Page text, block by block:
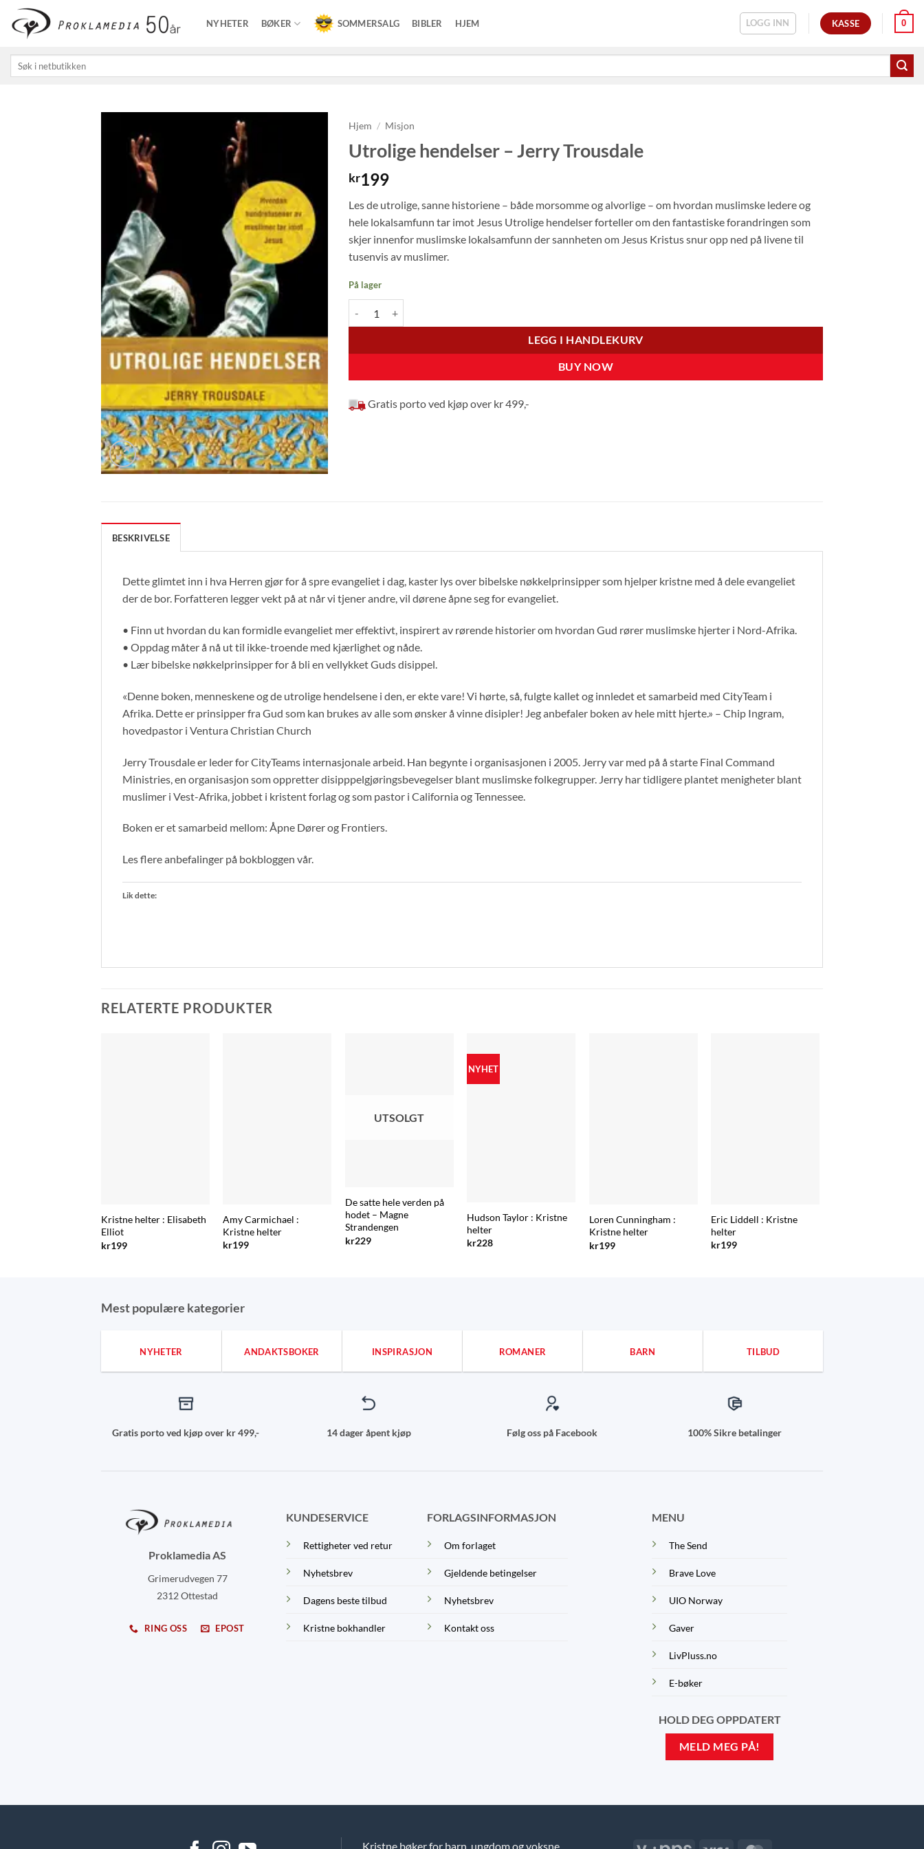
Skip
content
NYHETER BØKER SOMMERSALG BIBLER HJEM LOGG INN KASSE 0
etter:
Hjem / Misjon
Utrolige hendelser – Jerry Trousdale
kr199
Les de utrolige, sanne historiene – både morsomme og alvorlige – om hvordan muslimske ledere og
hele lokalsamfunn tar imot Jesus Utrolige hendelser forteller om den fantastiske forandringen som
skjer innenfor muslimske lokalsamfunn der sannheten om Jesus Kristus snur opp ned på livene til
tusenvis av muslimer.
På lager
LEGG I HANDLEKURV
BUY NOW
Gratis porto ved kjøp over kr 499,-
BESKRIVELSE
Dette glimtet inn i hva Herren gjør for å spre evangeliet i dag, kaster lys over bibelske nøkkelprinsipper som hjelper kristne med å dele evangeliet
der de bor. Forfatteren legger vekt på at når vi tjener andre, vil dørene åpne seg for evangeliet.
• Finn ut hvordan du kan formidle evangeliet mer effektivt, inspirert av rørende historier om hvordan Gud rører muslimske hjerter i Nord-Afrika.
• Oppdag måter å nå ut til ikke-troende med kjærlighet og nåde.
• Lær bibelske nøkkelprinsipper for å bli en vellykket Guds disippel.
«Denne boken, menneskene og de utrolige hendelsene i den, er ekte vare! Vi hørte, så, fulgte kallet og innledet et samarbeid med CityTeam i
Afrika. Dette er prinsipper fra Gud som kan brukes av alle som ønsker å vinne disipler! Jeg anbefaler boken av hele mitt hjerte.» – Chip Ingram,
hovedpastor i Ventura Christian Church
Jerry Trousdale er leder for CityTeams internasjonale arbeid. Han begynte i organisasjonen i 2005. Jerry var med på å starte Final Command
Ministries, en organisasjon som oppretter disipppelgjøringsbevegelser blant muslimske folkegrupper. Jerry har tidligere plantet menigheter blant
muslimer i Vest-Afrika, jobbet i kristent forlag og som pastor i California og Tennessee.
Boken er et samarbeid mellom: Åpne Dører og Frontiers.
Les flere anbefalinger på bokbloggen vår.
Lik dette:
RELATERTE PRODUKTER
Kristne helter : Elisabeth
Elliot
kr199
Amy Carmichael :
Kristne helter
kr199
UTSOLGT
De satte hele verden på
hodet – Magne
Strandengen
kr229
NYHET
Hudson Taylor : Kristne
helter
kr228
Loren Cunningham :
Kristne helter
kr199
Eric Liddell : Kristne
helter
kr199
Mest populære kategorier
NYHETER ANDAKTSBOKER INSPIRASJON ROMANER BARN TILBUD
Gratis porto ved kjøp over kr 499,- 14 dager åpent kjøp Følg oss på Facebook 100% Sikre betalinger
Proklamedia AS
Grimerudvegen 77
2312 Ottestad
RING OSS EPOST
KUNDESERVICE
Rettigheter ved retur
Nyhetsbrev
Dagens beste tilbud
Kristne bokhandler
FORLAGSINFORMASJON
Om forlaget
Gjeldende betingelser
Nyhetsbrev
Kontakt oss
MENU
The Send
Brave Love
UIO Norway
Gaver
LivPluss.no
E-bøker
HOLD DEG OPPDATERT
MELD MEG PÅ!
Kristne bøker for barn, ungdom og voksne.